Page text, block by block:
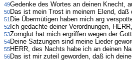
49Gedenke des Wortes an deinen Knecht,
50Das ist mein Trost in meinem Elend, daß
51 Die Übermütigen haben mich arg
52 Ich gedachte deiner Verordnungen,
53Zornglut hat mich ergriffen wegen der
54Deine Satzungen sind meine Lieder
55HERR, des Nachts habe ich an deinen
56Das ist mir zuteil geworden, daß ich